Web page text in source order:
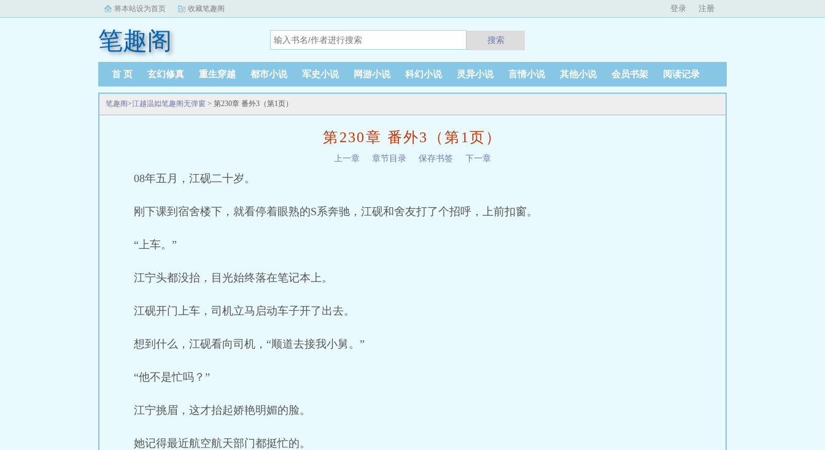
将本站设为首页 收藏笔趣阁 登录 注册
笔趣阁 搜索
首 页 玄幻修真 重生穿越 都市小说 军史小说 网游小说 科幻小说 灵异小说 言情小说 其他小说 会员书架 阅读记录
笔趣阁>江越温姒笔趣阁无弹窗 > 第230章 番外3（第1页）
第230章 番外3（第1页）
上一章 章节目录 保存书签 下一章
08年五月，江砚二十岁。
刚下课到宿舍楼下，就看停着眼熟的S系奔驰，江砚和舍友打了个招呼，上前扣窗。
“上车。”
江宁头都没抬，目光始终落在笔记本上。
江砚开门上车，司机立马启动车子开了出去。
想到什么，江砚看向司机，“顺道去接我小舅。”
“他不是忙吗？”
江宁挑眉，这才抬起娇艳明媚的脸。
她记得最近航空航天部门都挺忙的。